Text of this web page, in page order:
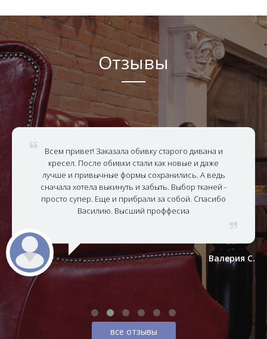
Отзывы
Всем привет! Заказала обивку старого дивана и
кресел. После обивки стали как новые и даже
лучше и привычные формы сохранились. А ведь
сначала хотела выкинуть и забыть. Выбор тканей -
просто супер. Еще и прибрали за собой. Спасибо
Василию. Высший проффесиа
Валерия С.
все отзывы